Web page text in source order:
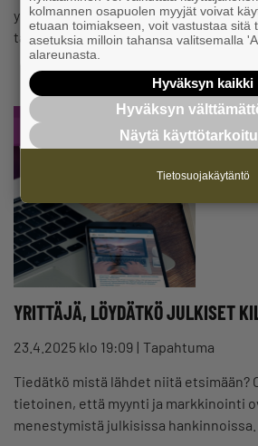
yritystoiminnan haasteista,
tarpeesta tai ideoiden pallottelusta.…
YRITTÄJÄ, LÖYDÄTKÖ JULKISET
23.4.2025 klo 19:09 Tapahtuma
Tiedätkö mistä lähdet niitä etsimään?
tietoinen, että myynti ja markkinointi
menestymistä julkisissa hankinnoissa.
kolmannen osapuolen myyjät voivat
etuaan toimiakseen, voit vastustaa sitä
asetuksia milloin tahansa valitsemalla
alareunasta.
Hyväksyn kaikki
Hyväksyn
Näytä
Tietosuojakäytäntö